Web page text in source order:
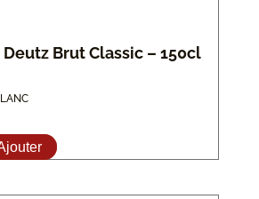
Brut Classic – 150cl